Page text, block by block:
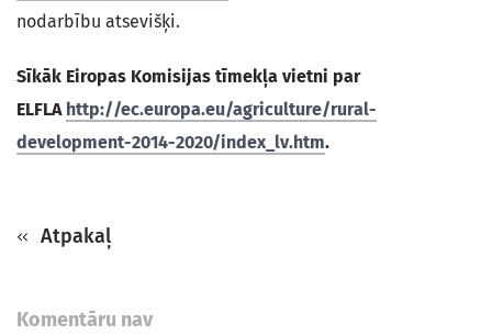
nodarbību atsevišķi.
Sīkāk Eiropas Komisijas tīmekļa vietni par
ELFLA http://ec.europa.eu/agriculture/rural-
development-2014-2020/index_lv.htm.
Atpakaļ
Komentāru nav